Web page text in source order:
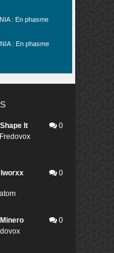
: En phasme
: En phasme
It
Fredovox
0
atom
0
0